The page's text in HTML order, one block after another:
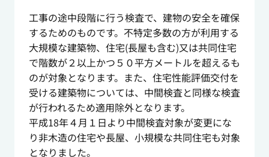
工事の途中段階に行う検査で、建物の安全を確保
するためのものです。不特定多数の方が利用する
大規模な建築物、住宅(長屋も含む)又は共同住宅
で階数が２以上かつ５０平方メートルを超えるも
のが対象となります。また、住宅性能評価交付を
受ける建築物については、中間検査と同様な検査
が行われるため適用除外となります。
平成18年４月１日より中間検査対象が変更にな
り非木造の住宅や長屋、小規模な共同住宅も対象
となりました。